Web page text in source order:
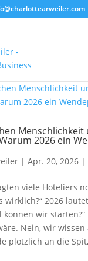
Menschlichkeit
2026 ein
| Apr. 20, 2026|
viele Hoteliers
wirklich?“ 2026
können wir
Nein, wir wissen
plötzlich an die